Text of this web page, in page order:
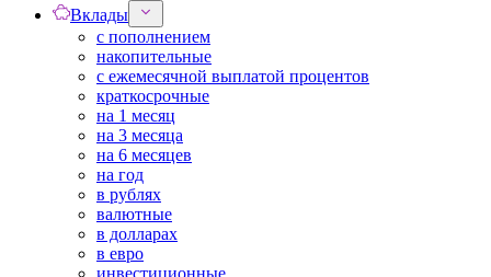
Вклады
с пополнением
накопительные
с ежемесячной выплатой процентов
краткосрочные
на 1 месяц
на 3 месяца
на 6 месяцев
на год
в рублях
валютные
в долларах
в евро
инвестиционные